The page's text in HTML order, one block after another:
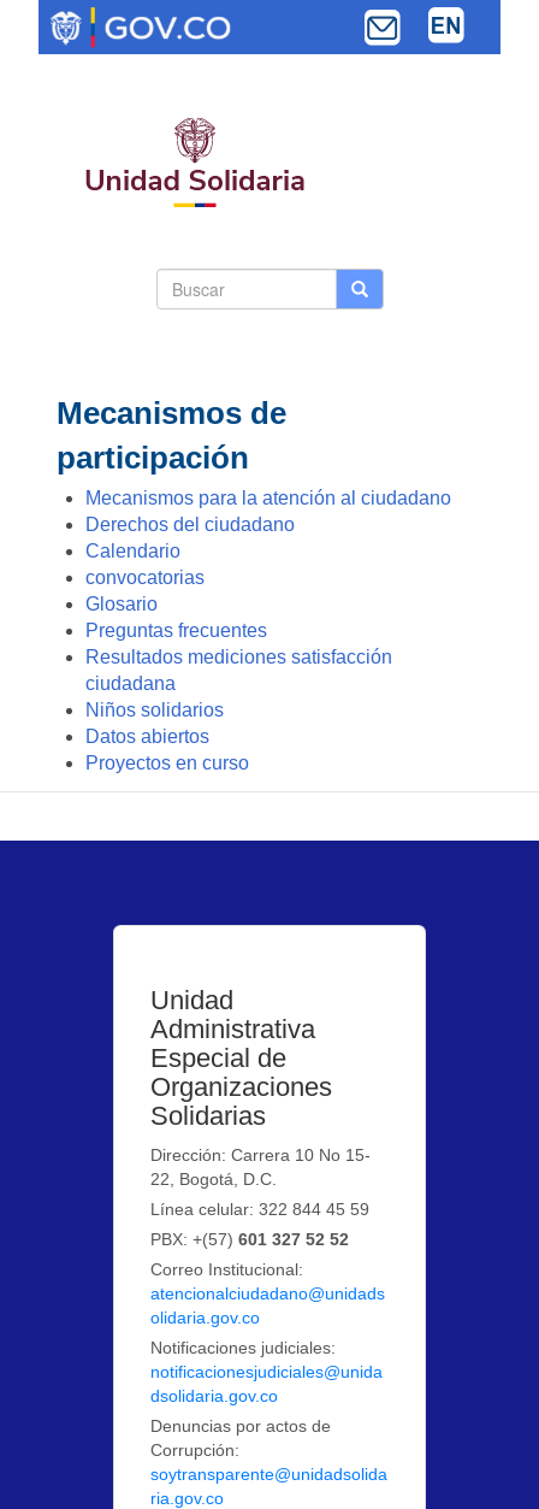
contenido
Buscar Buscar
Mecanismos de
participación
Mecanismos para la atención al ciudadano
Derechos del ciudadano
Calendario
convocatorias
Glosario
Preguntas frecuentes
Resultados mediciones satisfacción
ciudadana
Niños solidarios
Datos abiertos
Proyectos en curso
Unidad
Administrativa
Especial de
Organizaciones
Solidarias
Dirección: Carrera 10 No 15-
22, Bogotá, D.C.
Línea celular: 322 844 45 59
PBX: +(57)601 327 52 52
Correo Institucional:
atencionalciudadano@unidads
olidaria.gov.co
Notificaciones judiciales:
notificacionesjudiciales@unida
dsolidaria.gov.co
Denuncias por actos de
Corrupción:
soytransparente@unidadsolida
ria.gov.co